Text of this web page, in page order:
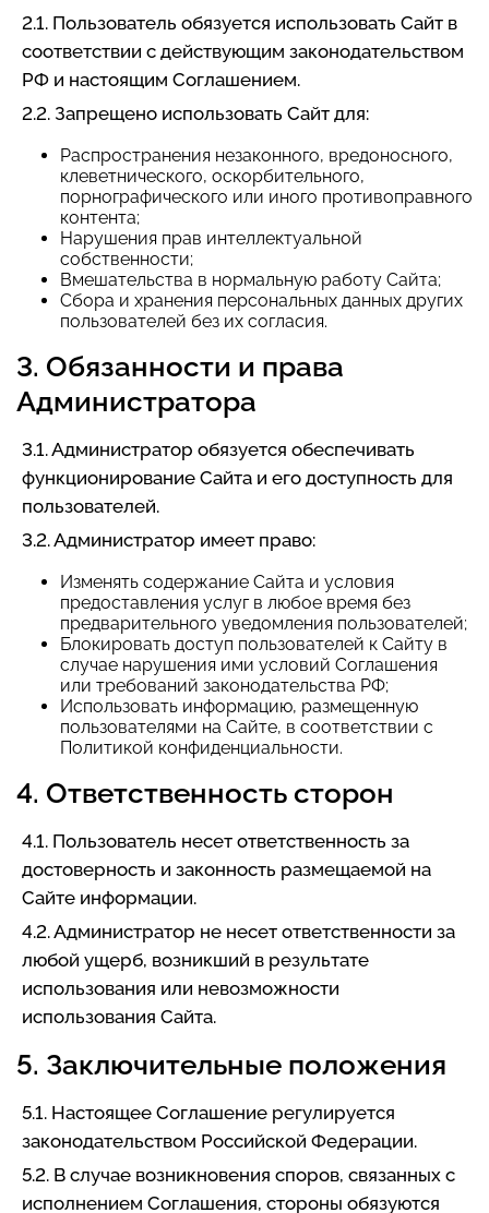
2.1. Пользователь обязуется использовать Сайт в
соответствии с действующим законодательством
РФ и настоящим Соглашением.
2.2. Запрещено использовать Сайт для:
Распространения незаконного, вредоносного,
клеветнического, оскорбительного,
порнографического или иного противоправного
контента;
Нарушения прав интеллектуальной
собственности;
Вмешательства в нормальную работу Сайта;
Сбора и хранения персональных данных других
пользователей без их согласия.
3. Обязанности и права
Администратора
3.1. Администратор обязуется обеспечивать
функционирование Сайта и его доступность для
пользователей.
3.2. Администратор имеет право:
Изменять содержание Сайта и условия
предоставления услуг в любое время без
предварительного уведомления пользователей;
Блокировать доступ пользователей к Сайту в
случае нарушения ими условий Соглашения
или требований законодательства РФ;
Использовать информацию, размещенную
пользователями на Сайте, в соответствии с
Политикой конфиденциальности.
4. Ответственность сторон
4.1. Пользователь несет ответственность за
достоверность и законность размещаемой на
Сайте информации.
4.2. Администратор не несет ответственности за
любой ущерб, возникший в результате
использования или невозможности
использования Сайта.
5. Заключительные положения
5.1. Настоящее Соглашение регулируется
законодательством Российской Федерации.
5.2. В случае возникновения споров, связанных с
исполнением Соглашения, стороны обязуются